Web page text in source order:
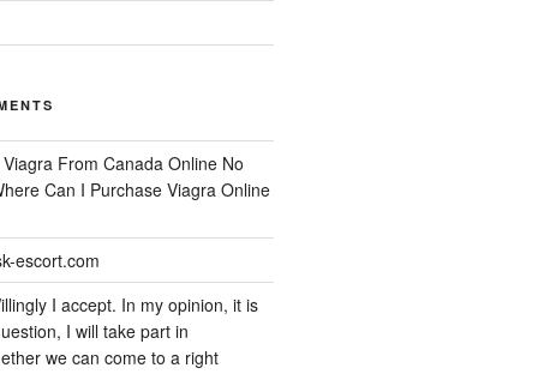
Viagra From Canada Online No
Can I Purchase Viagra Online
escort.com
I accept. In my opinion, it is
I will take part in
we can come to a right